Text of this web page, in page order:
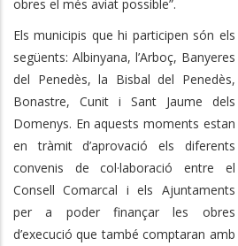
obres el més aviat possible”.
Els municipis que hi participen són els
següents: Albinyana, l’Arboç, Banyeres
del Penedès, la Bisbal del Penedès,
Bonastre, Cunit i Sant Jaume dels
Domenys. En aquests moments estan
en tràmit d’aprovació els diferents
convenis de col·laboració entre el
Consell Comarcal i els Ajuntaments
per a poder finançar les obres
d’execució que també comptaran amb